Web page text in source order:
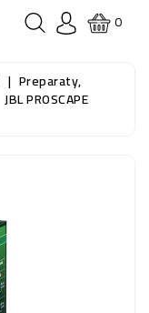
0
Preparaty,
JBL PROSCAPE